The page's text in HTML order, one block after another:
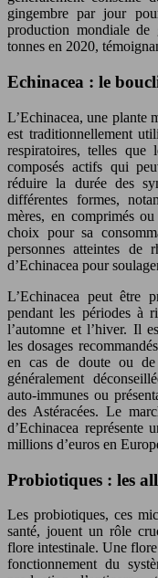
gingembre par jour
production mondiale
tonnes en 2020,
Echinacea : le
L’Echinacea, une plante
est traditionnellement
respiratoires, telles
composés actifs qui
réduire la durée des
différentes formes,
mères, en comprimés
choix pour sa
personnes atteintes de
d’Echinacea pour
L’Echinacea peut être
pendant les périodes à
l’automne et l’hiver. Il
les dosages
en cas de doute ou de
généralement
auto-immunes ou
des Astéracées. Le
d’Echinacea représente
millions d’euros en
Probiotiques : les
Les probiotiques, ces
santé, jouent un rôle
flore intestinale. Une
fonctionnement du